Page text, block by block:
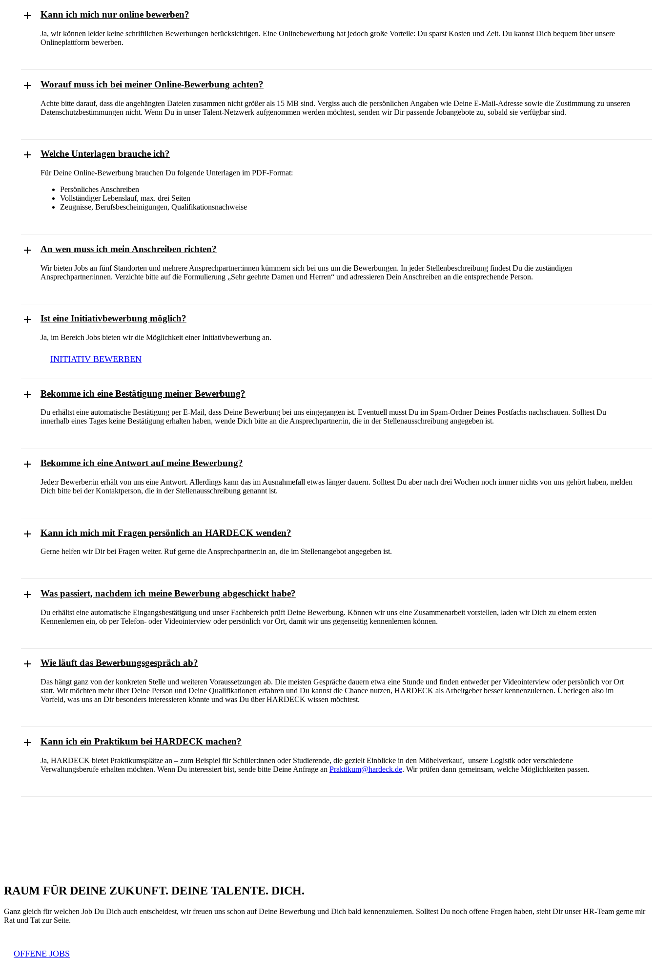
Kann ich mich nur online bewerben?
Ja, wir können leider keine schriftlichen Bewerbungen berücksichtigen. Eine Onlinebewerbung hat jedoch große Vorteile: Du sparst Kosten und Zeit. Du kannst Dich bequem über unsere
Onlineplattform bewerben.
Worauf muss ich bei meiner Online-Bewerbung achten?
Achte bitte darauf, dass die angehängten Dateien zusammen nicht größer als 15 MB sind. Vergiss auch die persönlichen Angaben wie Deine E-Mail-Adresse sowie die Zustimmung zu unseren
Datenschutzbestimmungen nicht. Wenn Du in unser Talent-Netzwerk aufgenommen werden möchtest, senden wir Dir passende Jobangebote zu, sobald sie verfügbar sind.
Welche Unterlagen brauche ich?
Für Deine Online-Bewerbung brauchen Du folgende Unterlagen im PDF-Format:
Persönliches Anschreiben
Vollständiger Lebenslauf, max. drei Seiten
Zeugnisse, Berufsbescheinigungen, Qualifikationsnachweise
An wen muss ich mein Anschreiben richten?
Wir bieten Jobs an fünf Standorten und mehrere Ansprechpartner:innen kümmern sich bei uns um die Bewerbungen. In jeder Stellenbeschreibung findest Du die zuständigen
Ansprechpartner:innen. Verzichte bitte auf die Formulierung „Sehr geehrte Damen und Herren“ und adressieren Dein Anschreiben an die entsprechende Person.
Ist eine Initiativbewerbung möglich?
Ja, im Bereich Jobs bieten wir die Möglichkeit einer Initiativbewerbung an.
INITIATIV BEWERBEN
Bekomme ich eine Bestätigung meiner Bewerbung?
Du erhältst eine automatische Bestätigung per E-Mail, dass Deine Bewerbung bei uns eingegangen ist. Eventuell musst Du im Spam-Ordner Deines Postfachs nachschauen. Solltest Du
innerhalb eines Tages keine Bestätigung erhalten haben, wende Dich bitte an die Ansprechpartner:in, die in der Stellenausschreibung angegeben ist.
Bekomme ich eine Antwort auf meine Bewerbung?
Jede:r Bewerber:in erhält von uns eine Antwort. Allerdings kann das im Ausnahmefall etwas länger dauern. Solltest Du aber nach drei Wochen noch immer nichts von uns gehört haben, melden
Dich bitte bei der Kontaktperson, die in der Stellenausschreibung genannt ist.
Kann ich mich mit Fragen persönlich an HARDECK wenden?
Gerne helfen wir Dir bei Fragen weiter. Ruf gerne die Ansprechpartner:in an, die im Stellenangebot angegeben ist.
Was passiert, nachdem ich meine Bewerbung abgeschickt habe?
Du erhältst eine automatische Eingangsbestätigung und unser Fachbereich prüft Deine Bewerbung. Können wir uns eine Zusammenarbeit vorstellen, laden wir Dich zu einem ersten
Kennenlernen ein, ob per Telefon- oder Videointerview oder persönlich vor Ort, damit wir uns gegenseitig kennenlernen können.
Wie läuft das Bewerbungsgespräch ab?
Das hängt ganz von der konkreten Stelle und weiteren Voraussetzungen ab. Die meisten Gespräche dauern etwa eine Stunde und finden entweder per Videointerview oder persönlich vor Ort
statt. Wir möchten mehr über Deine Person und Deine Qualifikationen erfahren und Du kannst die Chance nutzen, HARDECK als Arbeitgeber besser kennenzulernen. Überlegen also im
Vorfeld, was uns an Dir besonders interessieren könnte und was Du über HARDECK wissen möchtest.
Kann ich ein Praktikum bei HARDECK machen?
Ja, HARDECK bietet Praktikumsplätze an – zum Beispiel für Schüler:innen oder Studierende, die gezielt Einblicke in den Möbelverkauf, unsere Logistik oder verschiedene
Verwaltungsberufe erhalten möchten. Wenn Du interessiert bist, sende bitte Deine Anfrage an Praktikum@hardeck.de. Wir prüfen dann gemeinsam, welche Möglichkeiten passen.
RAUM FÜR DEINE ZUKUNFT. DEINE TALENTE. DICH.
Ganz gleich für welchen Job Du Dich auch entscheidest, wir freuen uns schon auf Deine Bewerbung und Dich bald kennenzulernen. Solltest Du noch offene Fragen haben, steht Dir unser HR-Team gerne mir
Rat und Tat zur Seite.
OFFENE JOBS